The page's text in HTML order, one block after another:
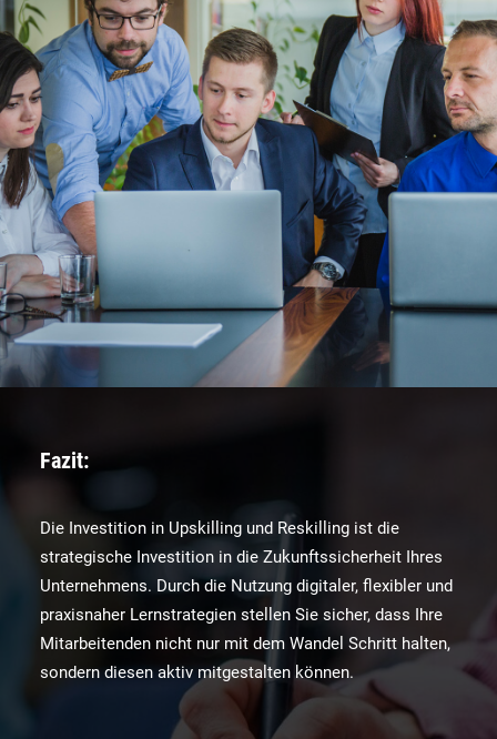
Fazit:
Die Investition in Upskilling und Reskilling ist die
strategische Investition in die Zukunftssicherheit Ihres
Unternehmens. Durch die Nutzung digitaler, flexibler und
praxisnaher Lernstrategien stellen Sie sicher, dass Ihre
Mitarbeitenden nicht nur mit dem Wandel Schritt halten,
sondern diesen aktiv mitgestalten können.